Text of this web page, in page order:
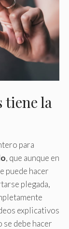
tiene la
para
, que aunque en
puede hacer
plegada,
explicativos
se debe hacer